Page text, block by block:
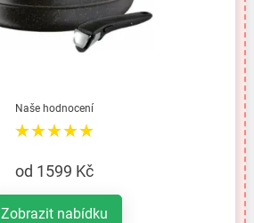
Naše hodnocení
★★★★★
od 1599 Kč
Zobrazit nabídku